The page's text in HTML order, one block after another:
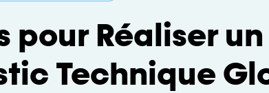
pour Réaliser un
Technique